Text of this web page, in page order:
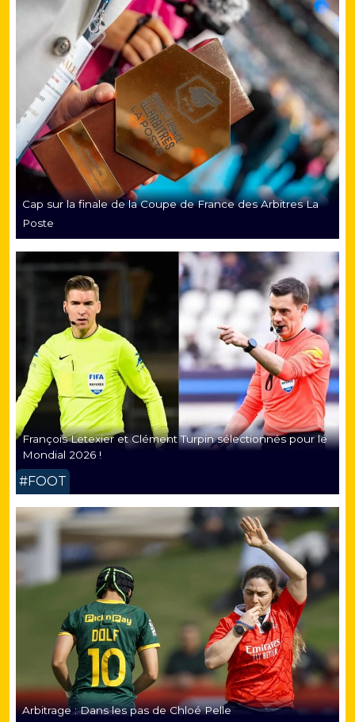
Cap sur la finale de la Coupe de France des Arbitres La
Poste
François Letexier et Clément Turpin sélectionnés pour le
Mondial 2026 !
#FOOT
Arbitrage : Dans les pas de Chloé Pelle